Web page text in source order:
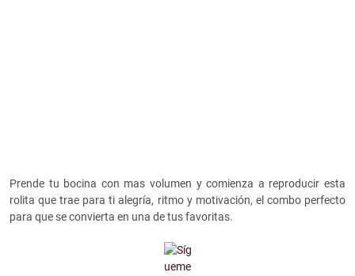
Prende tu bocina con mas volumen y comienza a reproducir esta
rolita que trae para ti alegría, ritmo y motivación, el combo perfecto
para que se convierta en una de tus favoritas.